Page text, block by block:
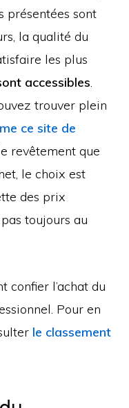
présentées sont
la qualité du
les plus
accessibles.
trouver plein
ce site de
revêtement que
le choix est
des prix
toujours au
confier l’achat du
Pour en
le classement